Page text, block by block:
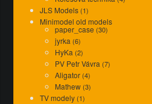
JLS Models (1)
Minimodel old models
paper_case (30)
jyrka (6)
HyKa (2)
PV Petr Vávra (7)
Aligator (4)
Mathew (3)
TV modely (1)